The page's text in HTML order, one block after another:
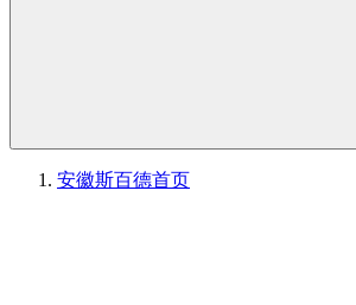
安徽斯百德首页